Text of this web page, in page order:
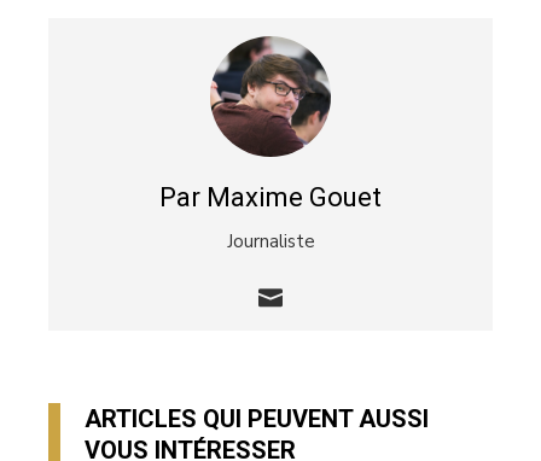
Par Maxime Gouet
Journaliste
ARTICLES QUI PEUVENT AUSSI
VOUS INTÉRESSER